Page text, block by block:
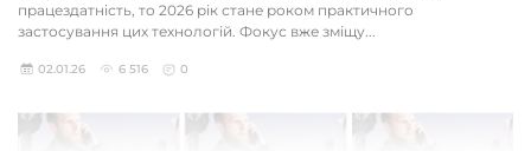
працездатність, то 2026 рік стане роком практичного
застосування цих технологій. Фокус вже зміщу...
02.01.26 6 516 0